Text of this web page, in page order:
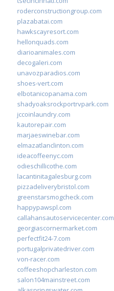
roderconstructiongroup.com
plazabatai.com
hawkscayresort.com
hellonquads.com
diarioanimales.com
decogaleri.com
unavozparadios.com
shoes-vert.com
elbotanicopanama.com
shadyoaksrockportrvpark.com
jccoinlaundry.com
kautorepair.com
marjaeswinebar.com
elmazatlanclinton.com
ideacoffeenyc.com
odieschillicothe.com
lacantinitagalesburg.com
pizzadeliverybristol.com
greenstarsmogcheck.com
happypawspl.com
callahansautoservicecenter.com
georgiascornermarket.com
perfectfit24-7.com
portugalprivatedriver.com
von-racer.com
coffeeshopcharleston.com
salon104mainstreet.com